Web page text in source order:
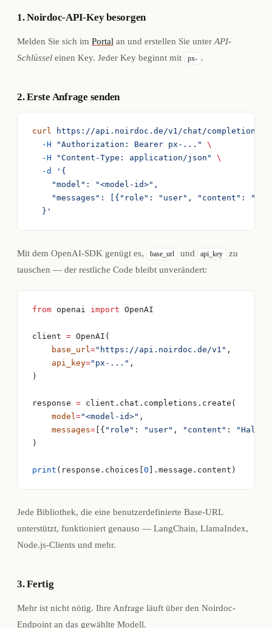
1. Noirdoc-API-Key besorgen
Melden Sie sich im Portal an und erstellen Sie unter API-
Schlüssel einen Key. Jeder Key beginnt mit px- .
2. Erste Anfrage senden
curl https://api.noirdoc.de/v1/chat/completions
  -H
"Authorization: Bearer px-..."
\
  -H
"Content-Type: application/json"
\
  -d
'{
    "model": "<model-id>",
"messages": [{"role": "user", "content":
  }'
Mit dem OpenAI-SDK genügt es, base_url und api_key
zu
tauschen — der restliche Code bleibt unverändert:
from openai import OpenAI
client = OpenAI(
    base_url
="https://api.noirdoc.de/v1" ,
    api_key
="px-..." ,
)
response = client.chat.completions.create(
    model
="<model-id>" ,
    messages
= [{ "role" : "user" , "content" : "Hallo"
)
print (response.choices[ 0 ].message.content)
Jede Bibliothek, die eine benutzerdefinierte Base-URL
unterstützt, funktioniert genauso — LangChain, LlamaIndex,
Node.js-Clients und mehr.
3. Fertig
Mehr ist nicht nötig. Ihre Anfrage läuft über den Noirdoc-
Endpoint an das gewählte Modell.